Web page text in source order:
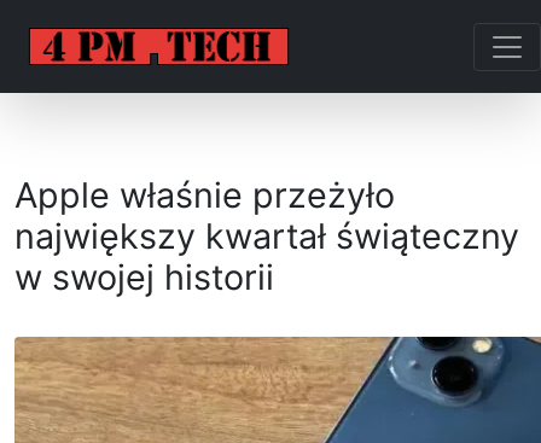
Apple właśnie przeżyło
największy kwartał świąteczny
w swojej historii